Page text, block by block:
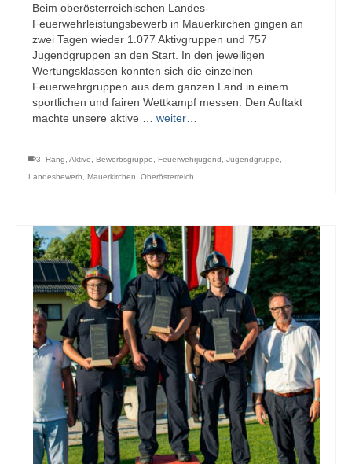
Beim oberösterreichischen Landes-
Feuerwehrleistungsbewerb in Mauerkirchen gingen an
zwei Tagen wieder 1.077 Aktivgruppen und 757
Jugendgruppen an den Start. In den jeweiligen
Wertungsklassen konnten sich die einzelnen
Feuerwehrgruppen aus dem ganzen Land in einem
sportlichen und fairen Wettkampf messen. Den Auftakt
machte unsere aktive … weiter…
3. Rang Aktive Bewerbsgruppe Feuerwehrjugend Jugendgruppe
Landesbewerb
Mauerkirchen Oberösterreich